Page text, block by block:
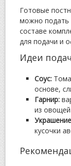
Готовые
можно подать
составе
для подачи и
Идеи
Соус:
основе,
Гарнир:
из овощей
кусочки